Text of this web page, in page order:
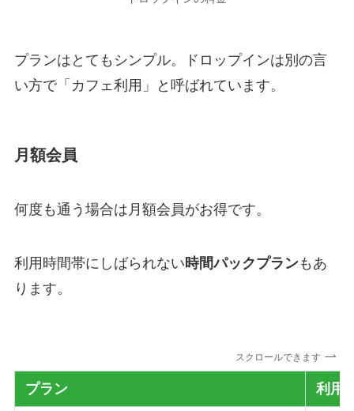
プランはとてもシンプル。ドロップインは別の言
い方で「カフェ利用」と呼ばれています。
月額会員
何度も通う場合は月額会員がお得です。
利用時間帯にしばられない時間パックプランもあ
ります。
スクロールできます
プラン 利用